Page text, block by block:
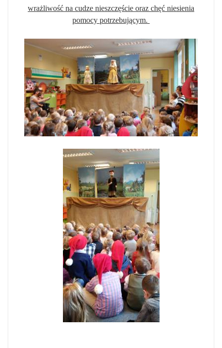
wrażliwość na cudze nieszczęście oraz chęć niesienia
pomocy potrzebującym.